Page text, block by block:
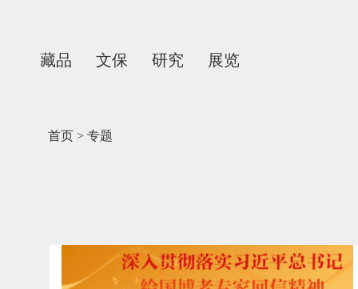
藏品 文保 研究 展览
首页 > 专题